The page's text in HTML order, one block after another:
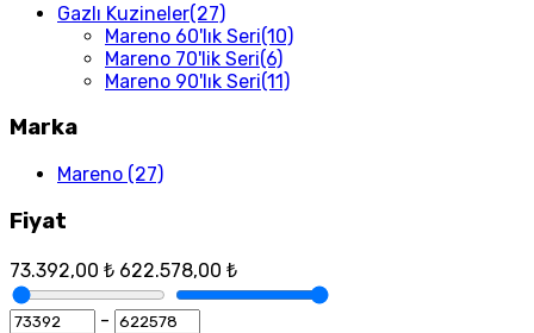
Gazlı Kuzineler(27)
Mareno 60'lık Seri(10)
Mareno 70'lik Seri(6)
Mareno 90'lık Seri(11)
Marka
Mareno (27)
Fiyat
73.392,00 ₺ 622.578,00 ₺
-